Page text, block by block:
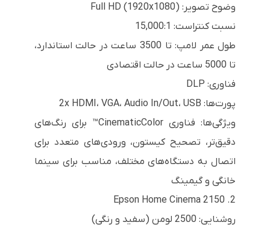
وضوح تصویر: Full HD (1920x1080)
نسبت کنتراست: 15,000:1
طول عمر لامپ: تا 3500 ساعت در حالت استاندارد،
تا 5000 ساعت در حالت اقتصادی
فناوری: DLP
پورت‌ها: 2x HDMI، VGA، Audio In/Out، USB
ویژگی‌ها: فناوری CinematicColor™ برای رنگ‌های
دقیق‌تر، تصحیح کیستون، ورودی‌های متعدد برای
اتصال به دستگاه‌های مختلف، مناسب برای سینما
خانگی و گیمینگ
2. Epson Home Cinema 2150
روشنایی: 2500 لومن (سفید و رنگی)